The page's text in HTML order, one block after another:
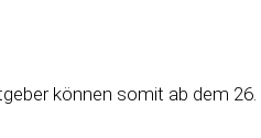
können somit ab dem 26.